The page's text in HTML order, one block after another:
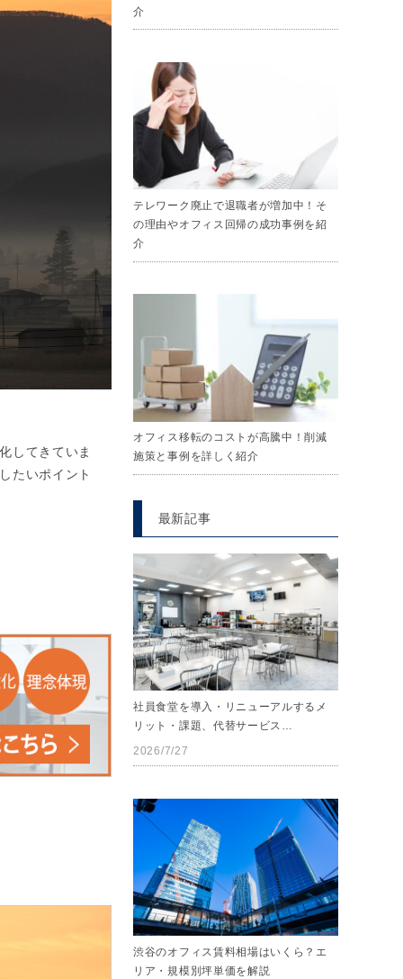
してきていま
たいポイント
介
テレワーク廃止で退職者が増加中！そ
の理由やオフィス回帰の成功事例を紹
介
オフィス移転のコストが高騰中！削減
施策と事例を詳しく紹介
最新記事
社員食堂を導入・リニューアルするメ
リット・課題、代替サービス…
2026/7/27
渋谷のオフィス賃料相場はいくら？エ
リア・規模別坪単価を解説